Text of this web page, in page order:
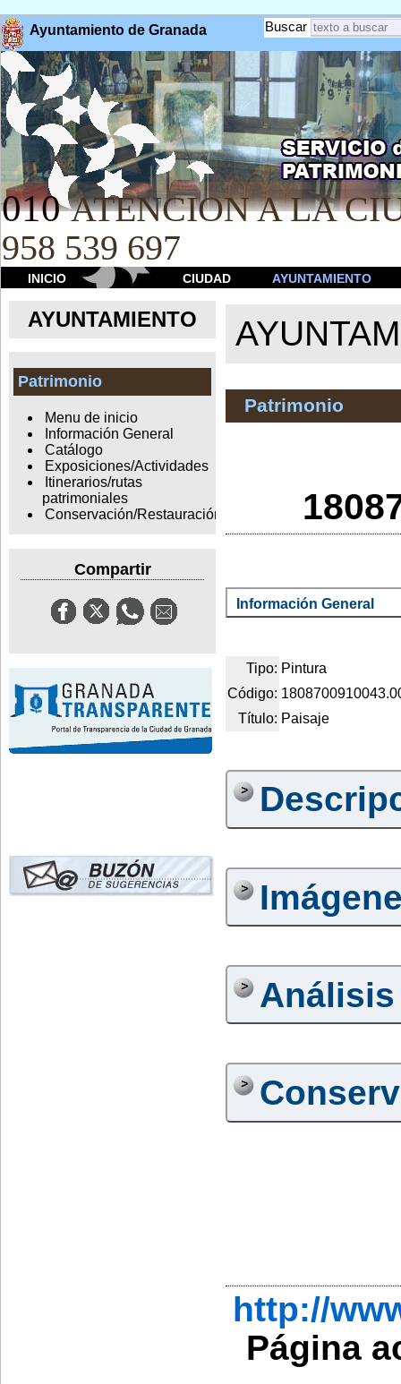
Ayuntamiento de Granada Buscar
010 ATENCION A LA
958 539 697
INICIO CIUDAD AYUNTAMIENTO
AYUNTAMIENTO
Patrimonio
Menu de inicio
Información General
Catálogo
Exposiciones/Actividades
Itinerarios/rutas
patrimoniales
Conservación/Restauración
Compartir
Patrimonio
Información General
Tipo: Pintura
Código:
Título: Paisaje
http://
Página